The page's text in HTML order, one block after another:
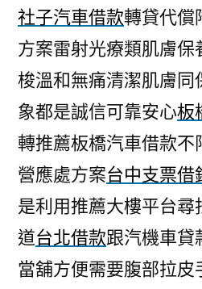
社子汽車借款轉貸代償
方案雷射光療類肌膚保
梭溫和無痛清潔肌膚同
象都是誠信可靠安心板
轉推薦板橋汽車借款不
營應處方案台中支票借
是利用推薦大樓平台尋
道台北借款跟汽機車貸
當舖方便需要腹部拉皮